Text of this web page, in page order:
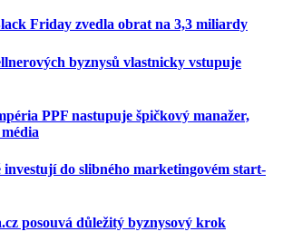
Friday zvedla obrat na 3,3 miliardy
byznysů vlastnicky vstupuje
PPF nastupuje špičkový manažer,
do slibného marketingovém start-
posouvá důležitý byznysový krok